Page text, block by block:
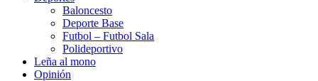
Baloncesto
Deporte Base
Futbol – Futbol Sala
Polideportivo
Leña al mono
Opinión